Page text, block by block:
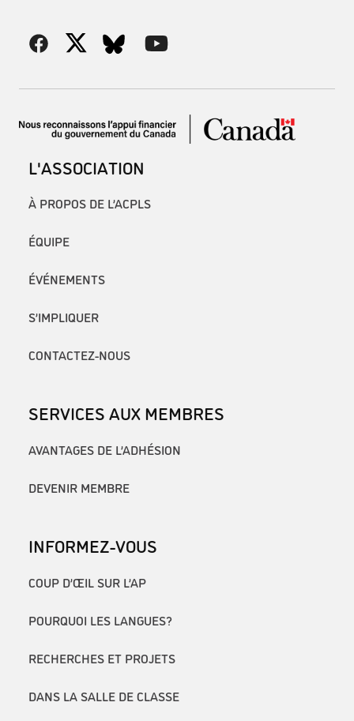
L'ASSOCIATION
À PROPOS DE L’ACPLS
ÉQUIPE
ÉVÉNEMENTS
S’IMPLIQUER
CONTACTEZ-NOUS
SERVICES AUX MEMBRES
AVANTAGES DE L’ADHÉSION
DEVENIR MEMBRE
INFORMEZ-VOUS
COUP D’ŒIL SUR L’AP
POURQUOI LES LANGUES?
RECHERCHES ET PROJETS
DANS LA SALLE DE CLASSE